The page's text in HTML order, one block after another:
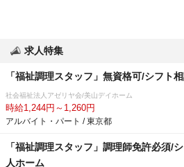
求人特集
「福祉調理スタッフ」無資格可/シフト
社会福祉法人アゼリヤ会/美山デイホーム
時給1,244円～1,260円
アルバイト・パート / 東京都
「福祉調理スタッフ」調理師免許必須/
人ホーム